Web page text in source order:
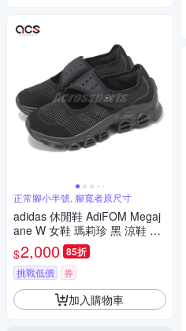
正常腳小半號, 腳寬者原尺寸
adidas 休閒鞋 AdiFOM Megaj
ane W 女鞋 瑪莉珍 黑 涼鞋 愛
迪達 JI2416
$2,000 85折
挑戰低價 券
加入購物車